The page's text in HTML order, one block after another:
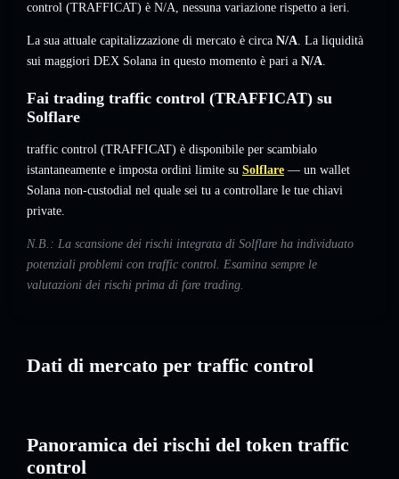
control (TRAFFICAT) è N/A, nessuna variazione rispetto a ieri.
La sua attuale capitalizzazione di mercato è circa N/A. La liquidità
sui maggiori DEX Solana in questo momento è pari a N/A.
Fai trading traffic control (TRAFFICAT) su
Solflare
traffic control (TRAFFICAT) è disponibile per scambialo
istantaneamente e imposta ordini limite su Solflare — un wallet
Solana non-custodial nel quale sei tu a controllare le tue chiavi
private.
N.B.: La scansione dei rischi integrata di Solflare ha individuato
potenziali problemi con traffic control. Esamina sempre le
valutazioni dei rischi prima di fare trading.
Dati di mercato per traffic control
Panoramica dei rischi del token traffic
control